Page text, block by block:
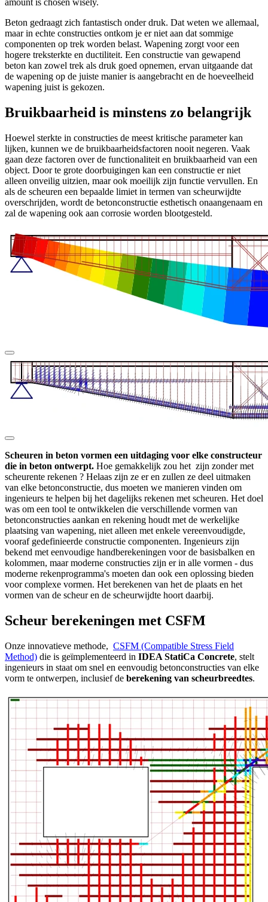
amount is chosen wisely.
Beton gedraagt zich fantastisch onder druk. Dat weten we allemaal,
maar in echte constructies ontkom je er niet aan dat sommige
componenten op trek worden belast. Wapening zorgt voor een
hogere treksterkte en ductiliteit. Een constructie van gewapend
beton kan zowel trek als druk goed opnemen, ervan uitgaande dat
de wapening op de juiste manier is aangebracht en de hoeveelheid
wapening juist is gekozen.
Bruikbaarheid is minstens zo belangrijk
Hoewel sterkte in constructies de meest kritische parameter kan
lijken, kunnen we de bruikbaarheidsfactoren nooit negeren. Vaak
gaan deze factoren over de functionaliteit en bruikbaarheid van een
object. Door te grote doorbuigingen kan een constructie er niet
alleen onveilig uitzien, maar ook moeilijk zijn functie vervullen. En
als de scheuren een bepaalde limiet in termen van scheurwijdte
overschrijden, wordt de betonconstructie esthetisch onaangenaam en
zal de wapening ook aan corrosie worden blootgesteld.
Scheuren in beton vormen een uitdaging voor elke constructeur
die in beton ontwerpt. Hoe gemakkelijk zou het zijn zonder met
scheurente rekenen ? Helaas zijn ze er en zullen ze deel uitmaken
van elke betonconstructie, dus moeten we manieren vinden om
ingenieurs te helpen bij het dagelijks rekenen met scheuren. Het doel
was om een tool te ontwikkelen die verschillende vormen van
betonconstructies aankan en rekening houdt met de werkelijke
plaatsing van wapening, niet alleen met enkele vereenvoudigde,
vooraf gedefinieerde constructie componenten. Ingenieurs zijn
bekend met eenvoudige handberekeningen voor de basisbalken en
kolommen, maar moderne constructies zijn er in alle vormen - dus
moderne rekenprogramma's moeten dan ook een oplossing bieden
voor complexe vormen. Het berekenen van het de plaats en het
vormen van de scheur en de scheurwijdte hoort daarbij.
Scheur berekeningen met CSFM
Onze innovatieve methode, CSFM (Compatible Stress Field
Method) die is geïmplementeerd in IDEA StatiCa Concrete, stelt
ingenieurs in staat om snel en eenvoudig betonconstructies van elke
vorm te ontwerpen, inclusief de berekening van scheurbreedtes.